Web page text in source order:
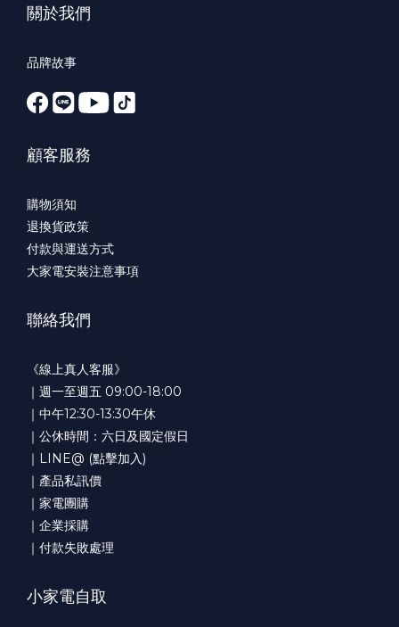
關於我們
品牌故事
顧客服務
購物須知
退換貨政策
付款與運送方式
大家電安裝注意事項
聯絡我們
《線上真人客服》
｜週一至週五 09:00-18:00
｜中午12:30-13:30午休
｜公休時間：六日及國定假日
｜LINE@ (點擊加入)
｜產品私訊價
｜家電團購
｜企業採購
｜付款失敗處理
小家電自取